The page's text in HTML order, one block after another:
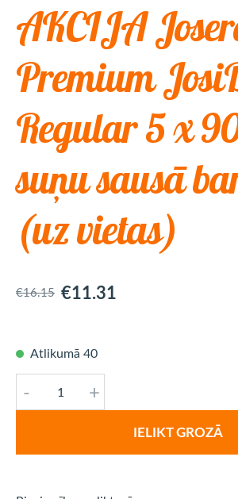
AKCIJA
Premium
Regular 5 x
suņu sausā
(uz vietas)
€16.15 €11.31
Atlikumā 40
- +
IELIKT GROZĀ